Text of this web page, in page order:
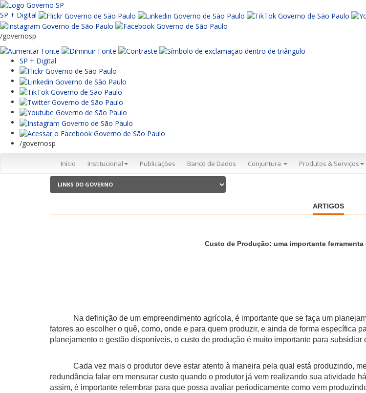
SP + Digital
/governosp
SP + Digital
/governosp
Início Institucional Publicações Banco de Dados Conjuntura Produtos & Serviços
ARTIGOS
Custo de Produção: uma importante
Na definição de um empreendimento agrícola, é importante que se faça um
fatores ao escolher o quê, como, onde e para quem produzir, e ainda de forma específica
planejamento e gestão disponíveis, o custo de produção é muito importante para subsidiar
Cada vez mais o produtor deve estar atento à maneira pela qual está produzindo,
redundância falar em mensurar custo quando o produtor já vem realizando sua atividade
assim, é importante relembrar para que possa avaliar periodicamente como vem